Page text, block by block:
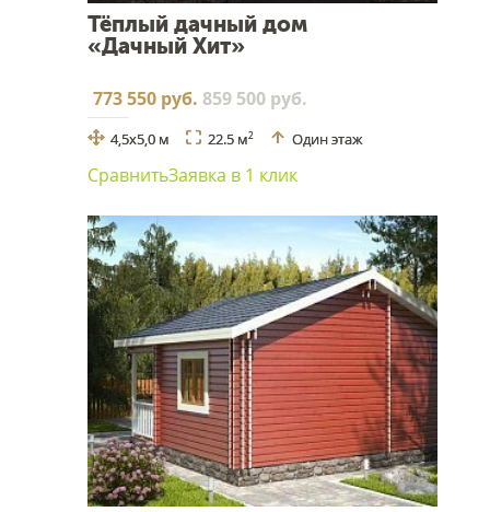
Тёплый дачный дом
«Дачный Хит»
773 550 руб. 859 500 руб.
4,5х5,0 м 22.5 м2 Один этаж
СравнитьЗаявка в 1 клик